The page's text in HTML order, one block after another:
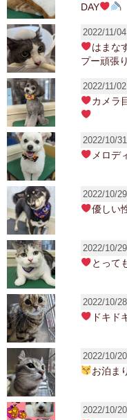
DAY
2022/11/04
はまな
プー頑張
2022/11/02
カメラ
2022/10/31
メロデ
2022/10/29
優しい
2022/10/29
とって
2022/10/28
ドキド
2022/10/20
お泊ま
2022/10/20